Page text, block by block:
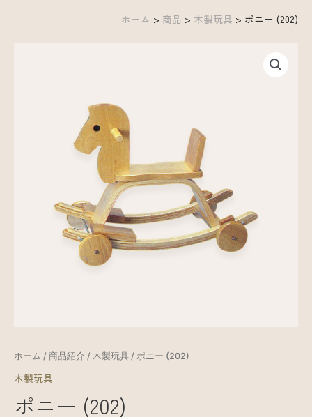
ホーム > 商品 > 木製玩具 > ポニー (202)
ホーム / 商品紹介 / 木製玩具 / ポニー (202)
木製玩具
ポニー (202)